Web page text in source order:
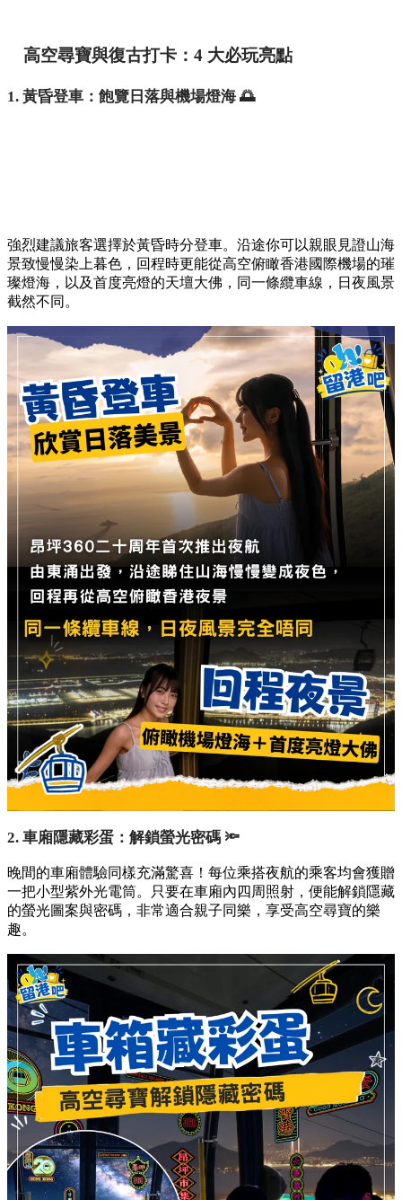
高空尋寶與復古打卡：4 大必玩亮點
1. 黃昏登車：飽覽日落與機場燈海 🌅
強烈建議旅客選擇於黃昏時分登車。沿途你可以親眼見證山海
景致慢慢染上暮色，回程時更能從高空俯瞰香港國際機場的璀
璨燈海，以及首度亮燈的天壇大佛，同一條纜車線，日夜風景
截然不同。
2. 車廂隱藏彩蛋：解鎖螢光密碼 🔦
晚間的車廂體驗同樣充滿驚喜！每位乘搭夜航的乘客均會獲贈
一把小型紫外光電筒。只要在車廂內四周照射，便能解鎖隱藏
的螢光圖案與密碼，非常適合親子同樂，享受高空尋寶的樂
趣。